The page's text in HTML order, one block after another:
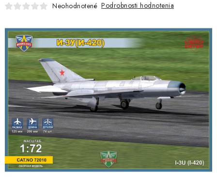
NOVINKY
PLASTOVÉ MODELY
PRÍSLUŠENSTVO
FARBY & POMÔCKY
PUBLIKÁCIE
SKY RIDERS COFFEE
Neohodnotené Podrobnosti hodnotenia